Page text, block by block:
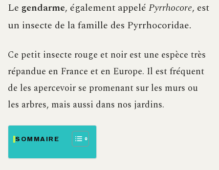
Le gendarme, également appelé Pyrrhocore, est
un insecte de la famille des Pyrrhocoridae.
Ce petit insecte rouge et noir est une espèce très
répandue en France et en Europe. Il est fréquent
de les apercevoir se promenant sur les murs ou
les arbres, mais aussi dans nos jardins.
SOMMAIRE